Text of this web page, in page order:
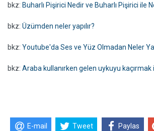
bkz: Buharlı Pişirici Nedir ve Buharlı Pişirici ile
bkz: Üzümden neler yapılır?
bkz: Youtube'da Ses ve Yüz Olmadan Neler
bkz: Araba kullanırken gelen uykuyu kaçırmak
E-mail Tweet Paylas